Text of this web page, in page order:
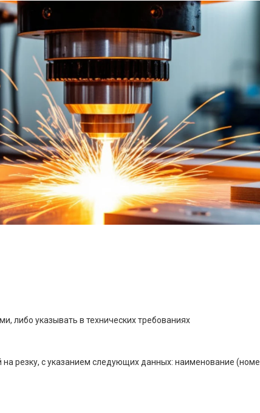
либо указывать в технических требованиях
резку, с указанием следующих данных: наименование